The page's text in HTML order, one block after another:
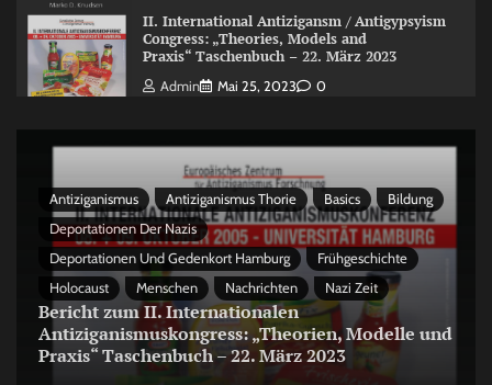
II. International Antizigansm / Antigypsyism
Congress: „Theories, Models and
Praxis“ Taschenbuch – 22. März 2023
Admin Mai 25, 2023 0
Antiziganismus Antiziganismus Thorie Basics
Bildung
Deportationen Der Nazis
Deportationen Und Gedenkort Hamburg
Frühgeschichte
Holocaust
Menschen Nachrichten Nazi Zeit
Bericht zum II. Internationalen
Antiziganismuskongress: „Theorien, Modelle und
Praxis“ Taschenbuch – 22. März 2023